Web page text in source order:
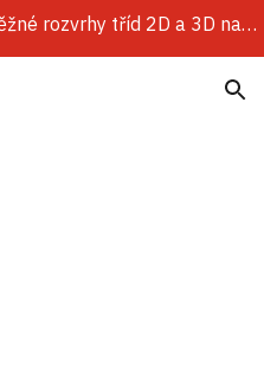
Žáci dálkového studia - předběžné rozvrhy tříd 2D a 3D najdete v sekci Dokumenty.